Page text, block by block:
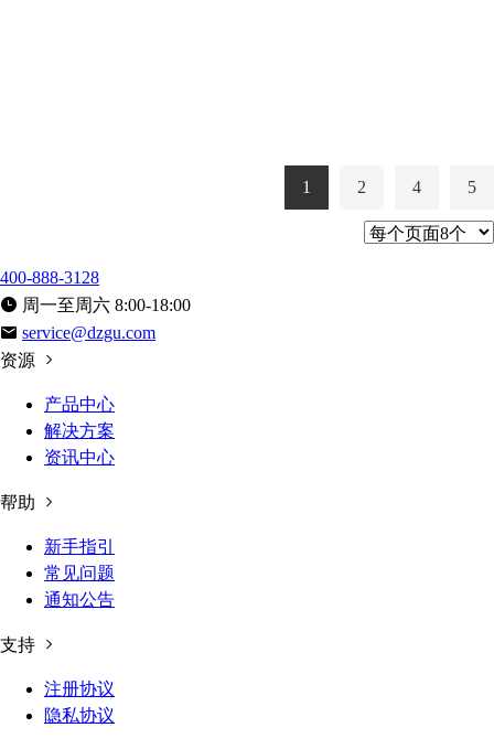
1 2 4 5
400-888-3128
周一至周六 8:00-18:00
service@dzgu.com
资源
产品中心
解决方案
资讯中心
帮助
新手指引
常见问题
通知公告
支持
注册协议
隐私协议